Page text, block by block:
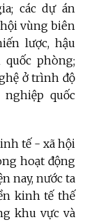
các dự án
vùng biên
lược, hậu
phòng;
ở trình độ
quốc
tế - xã hội
hoạt động
nay, nước ta
kinh tế thế
khu vực và